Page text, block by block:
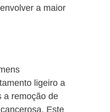
a maior
ligeiro a
a remoção de
Este